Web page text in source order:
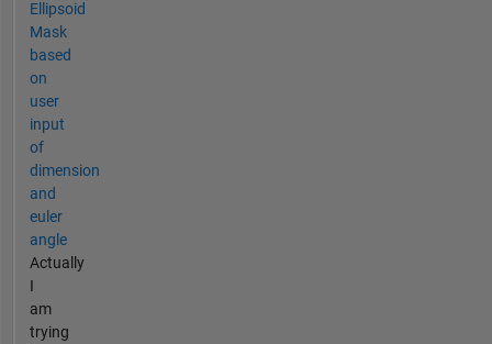
Ellipsoid
Mask
based
on
user
input
of
dimension
and
euler
angle
Actually
I
am
trying